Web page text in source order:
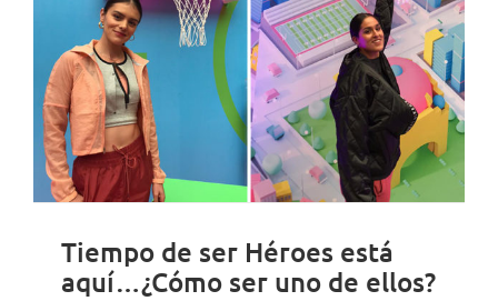
Tiempo de ser Héroes está
aquí…¿Cómo ser uno de ellos?